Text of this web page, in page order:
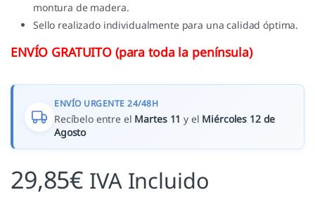
montura de madera.
Sello realizado individualmente para una calidad óptima.
ENVÍO GRATUITO (para toda la península)
ENVÍO URGENTE 24/48H
Recíbelo entre el Martes 11 y el Miércoles 12 de
Agosto
29,85€ IVA Incluido